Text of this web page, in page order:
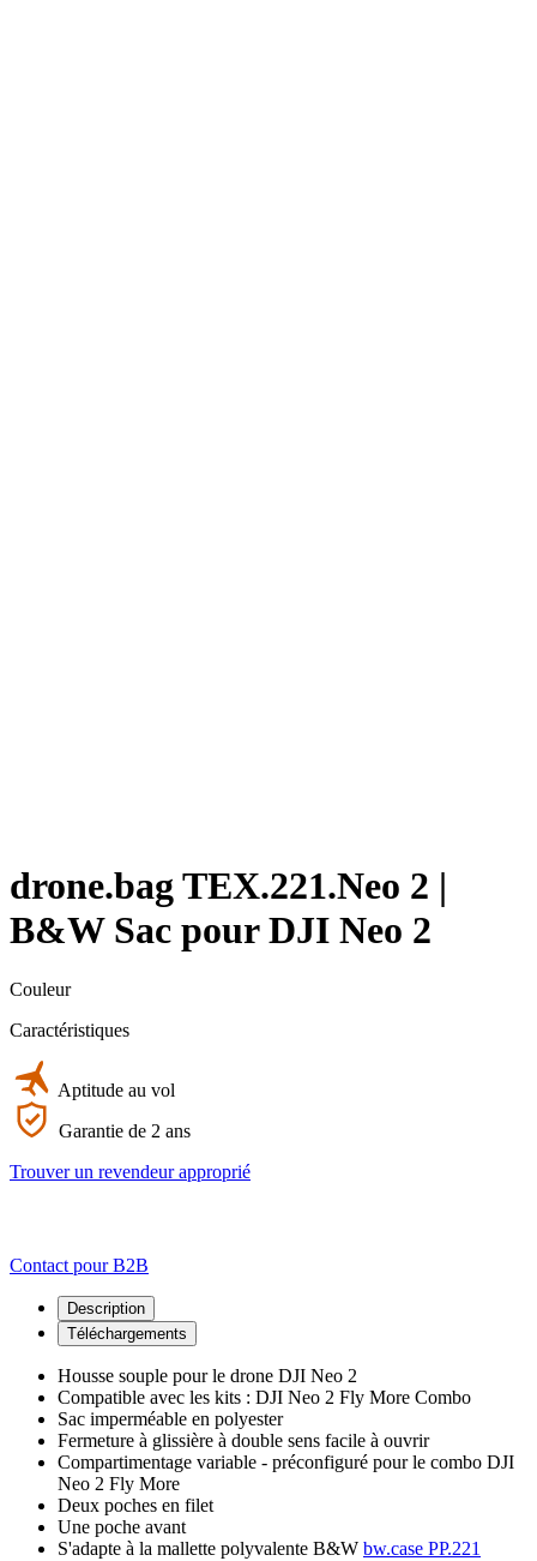
drone.bag TEX.221.Neo 2 |
B&W Sac pour DJI Neo 2
Couleur
Caractéristiques
Aptitude au vol
Garantie de 2 ans
Trouver un revendeur approprié
Contact pour B2B
Description
Téléchargements
Housse souple pour le drone DJI Neo 2
Compatible avec les kits : DJI Neo 2 Fly More Combo
Sac imperméable en polyester
Fermeture à glissière à double sens facile à ouvrir
Compartimentage variable - préconfiguré pour le combo DJI
Neo 2 Fly More
Deux poches en filet
Une poche avant
S'adapte à la mallette polyvalente B&W bw.case PP.221